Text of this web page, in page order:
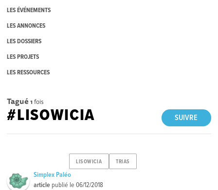
LES ÉVÉNEMENTS
LES ANNONCES
LES DOSSIERS
LES PROJETS
LES RESSOURCES
Tagué 1 fois
SUIVRE
#LISOWICIA
LISOWICIA TRIAS
Simplex Paléo
article publié le06/12/2018